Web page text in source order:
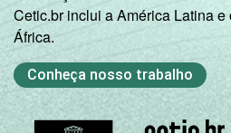
Cetic.br inclui a América Latina
África.
Conheça nosso trabalho